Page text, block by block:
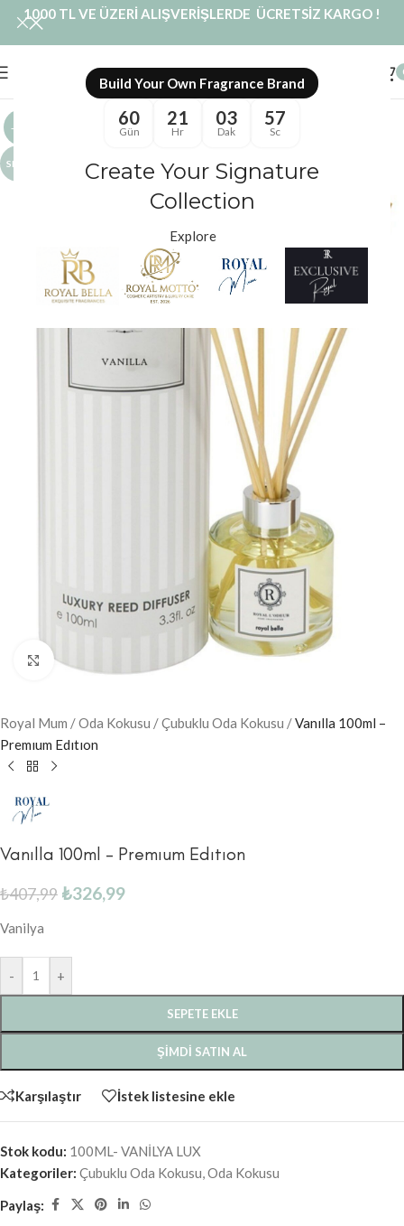
Build Your Own Fragrance Brand
60
Gün
21
Hr
03
Dak
56
Sc
Create Your Signature
Collection
Explore
1000 TL VE ÜZERİ ALIŞVERİŞLERDE ÜCRETSİZ KARGO !
-20%
SICAK
Büyütmek için tıklayın
Royal Mum /Oda Kokusu /Çubuklu Oda Kokusu /Vanılla 100ml –
Premıum Edıtıon
Vanılla 100ml – Premıum Edıtıon
₺407,99 ₺326,99
Vanilya
- +
SEPETE EKLE
ŞIMDI SATIN AL
Karşılaştır İstek listesine ekle
Stok kodu: 100ML- VANİLYA LUX
Kategoriler: Çubuklu Oda Kokusu,Oda Kokusu
Paylaş: